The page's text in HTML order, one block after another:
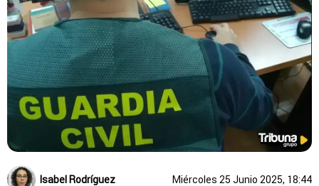
Isabel Rodríguez Miércoles 25 Junio 2025, 18:44